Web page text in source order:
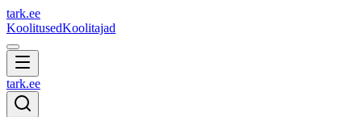
tark.ee
KoolitusedKoolitajad
tark.ee